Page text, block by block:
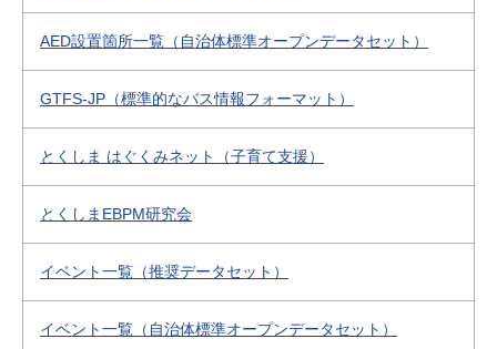
AED設置箇所一覧（自治体標準オープンデータセット）
GTFS-JP（標準的なバス情報フォーマット）
とくしま はぐくみネット（子育て支援）
とくしまEBPM研究会
イベント一覧（推奨データセット）
イベント一覧（自治体標準オープンデータセット）